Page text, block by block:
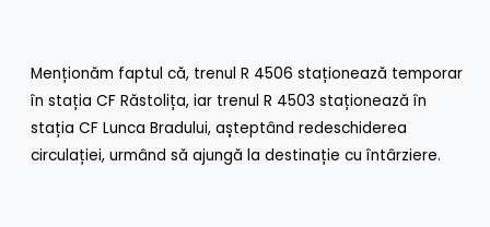
Menționăm faptul că, trenul R 4506 staționează temporar
în stația CF Răstolița, iar trenul R 4503 staționează în
stația CF Lunca Bradului, așteptând redeschiderea
circulației, urmând să ajungă la destinație cu întârziere.